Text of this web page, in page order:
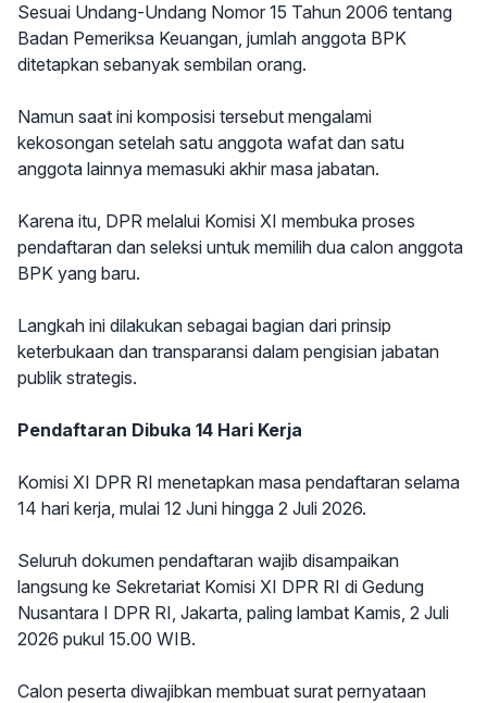
Sesuai Undang-Undang Nomor 15 Tahun 2006 tentang
Badan Pemeriksa Keuangan, jumlah anggota BPK
ditetapkan sebanyak sembilan orang.
Namun saat ini komposisi tersebut mengalami
kekosongan setelah satu anggota wafat dan satu
anggota lainnya memasuki akhir masa jabatan.
Karena itu, DPR melalui Komisi XI membuka proses
pendaftaran dan seleksi untuk memilih dua calon anggota
BPK yang baru.
Langkah ini dilakukan sebagai bagian dari prinsip
keterbukaan dan transparansi dalam pengisian jabatan
publik strategis.
Pendaftaran Dibuka 14 Hari Kerja
Komisi XI DPR RI menetapkan masa pendaftaran selama
14 hari kerja, mulai 12 Juni hingga 2 Juli 2026.
Seluruh dokumen pendaftaran wajib disampaikan
langsung ke Sekretariat Komisi XI DPR RI di Gedung
Nusantara I DPR RI, Jakarta, paling lambat Kamis, 2 Juli
2026 pukul 15.00 WIB.
Calon peserta diwajibkan membuat surat pernyataan